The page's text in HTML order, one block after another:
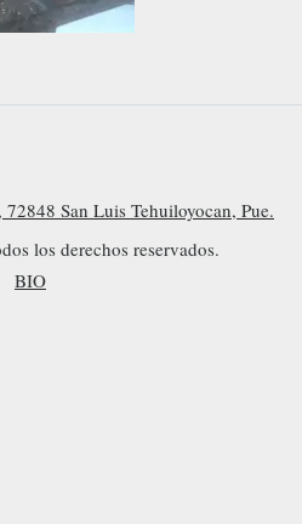
San Luis Tehuiloyocan, Pue.
los derechos reservados.
BIO